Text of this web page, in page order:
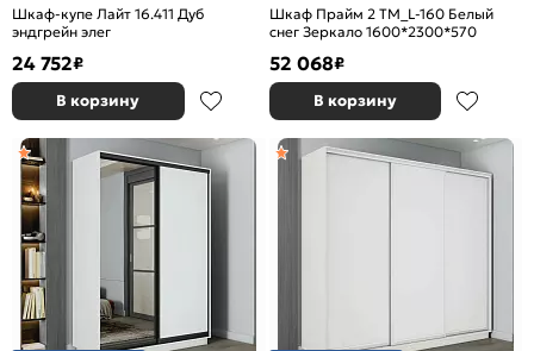
Шкаф-купе Лайт 16.411 Дуб
эндгрейн элег
24 752₽
В корзину
Шкаф Прайм 2 TM_L-160 Белый
снег Зеркало 1600*2300*570
52 068₽
В корзину